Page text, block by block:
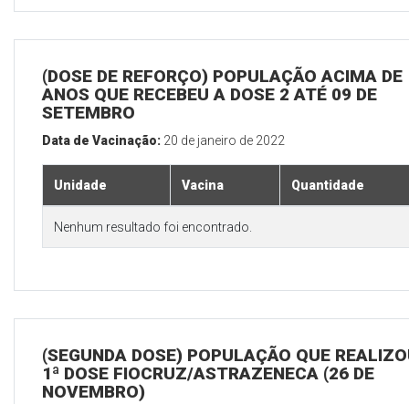
(DOSE DE REFORÇO) POPULAÇÃO ACIMA DE
ANOS QUE RECEBEU A DOSE 2 ATÉ 09 DE
SETEMBRO
Data de Vacinação: 20 de janeiro de 2022
Unidade Vacina Quantidade
Nenhum resultado foi encontrado.
(SEGUNDA DOSE) POPULAÇÃO QUE
1ª DOSE FIOCRUZ/ASTRAZENECA (26 DE
NOVEMBRO)